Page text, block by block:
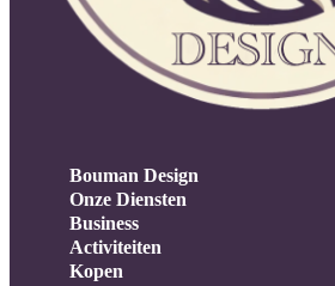
Bouman Design
Onze Diensten
Business
Activiteiten
Kopen